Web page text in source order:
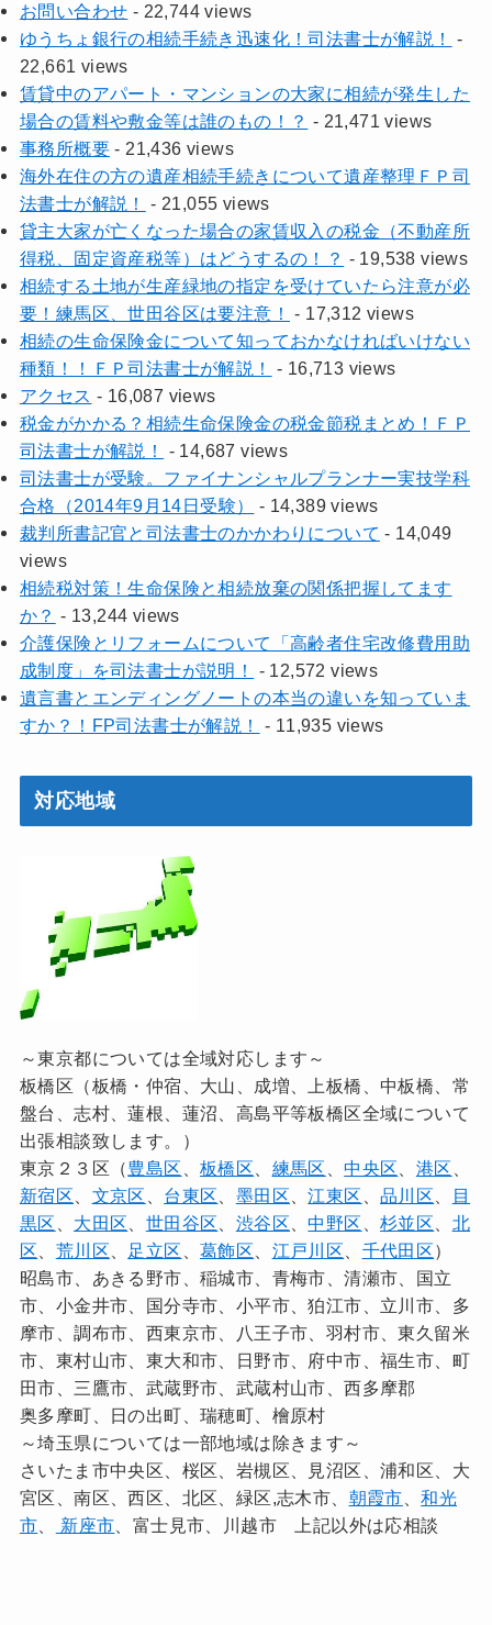
お問い合わせ - 22,744 views
ゆうちょ銀行の相続手続き迅速化！司法書士が解説！
-
22,661 views
賃貸中のアパート・マンションの大家に相続が発生した
場合の賃料や敷金等は誰のもの！？ - 21,471 views
事務所概要- 21,436 views
海外在住の方の遺産相続手続きについて遺産整理ＦＰ司
法書士が解説！
- 21,055 views
貸主大家が亡くなった場合の家賃収入の税金（不動産所
得税、固定資産税等）はどうするの！？ - 19,538 views
相続する土地が生産緑地の指定を受けていたら注意が必
要！練馬区、世田谷区は要注意！
- 17,312 views
相続の生命保険金について知っておかなければいけない
種類！！ＦＰ司法書士が解説！
- 16,713 views
アクセス - 16,087 views
税金がかかる？相続生命保険金の税金節税まとめ！ＦＰ
司法書士が解説！
- 14,687 views
司法書士が受験。ファイナンシャルプランナー実技学科
合格（2014年9月14日受験）
- 14,389 views
裁判所書記官と司法書士のかかわりについて - 14,049
views
相続税対策！生命保険と相続放棄の関係把握してます
か？ - 13,244 views
介護保険とリフォームについて「高齢者住宅改修費用助
成制度」を司法書士が説明！
- 12,572 views
遺言書とエンディングノートの本当の違いを知っていま
すか？！FP司法書士が解説！
- 11,935 views
対応地域
～東京都については全域対応します～
板橋区（板橋・仲宿、大山、成増、上板橋、中板橋、常
盤台、志村、蓮根、蓮沼、高島平等板橋区全域について
出張相談致します。）
東京２３区（豊島区 板橋区 練馬区 、中央区 港区
新宿区
文京区 台東区 墨田区 、江東区 、品川区
目
黒区
大田区 世田谷区 渋谷区 、中野区 、杉並区
北
区
荒川区 足立区 葛飾区 江戸川区 千代田区）
昭島市、あきる野市、稲城市、青梅市、清瀬市、国立
市、小金井市、国分寺市、小平市、狛江市、立川市、多
摩市、調布市、西東京市、八王子市、羽村市、東久留米
市、東村山市、東大和市、日野市、府中市、福生市、町
田市、三鷹市、武蔵野市、武蔵村山市、西多摩郡
奥多摩町、日の出町、瑞穂町、檜原村
～埼玉県については一部地域は除きます～
さいたま市中央区、桜区、岩槻区、見沼区、浦和区、大
宮区、南区、西区、北区、緑区,志木市、 朝霞市 、和光
市
新座市 、富士見市、川越市 上記以外は応相談